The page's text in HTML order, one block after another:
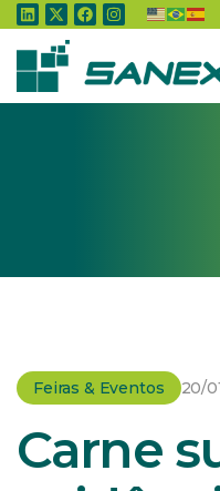
Home » Feiras &
Carne suína em
da Expointer
Feiras & Eventos 20/
Carne